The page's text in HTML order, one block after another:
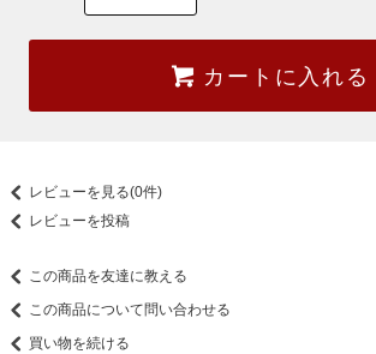
カートに入れる
レビューを見る(0件)
レビューを投稿
この商品を友達に教える
この商品について問い合わせる
買い物を続ける